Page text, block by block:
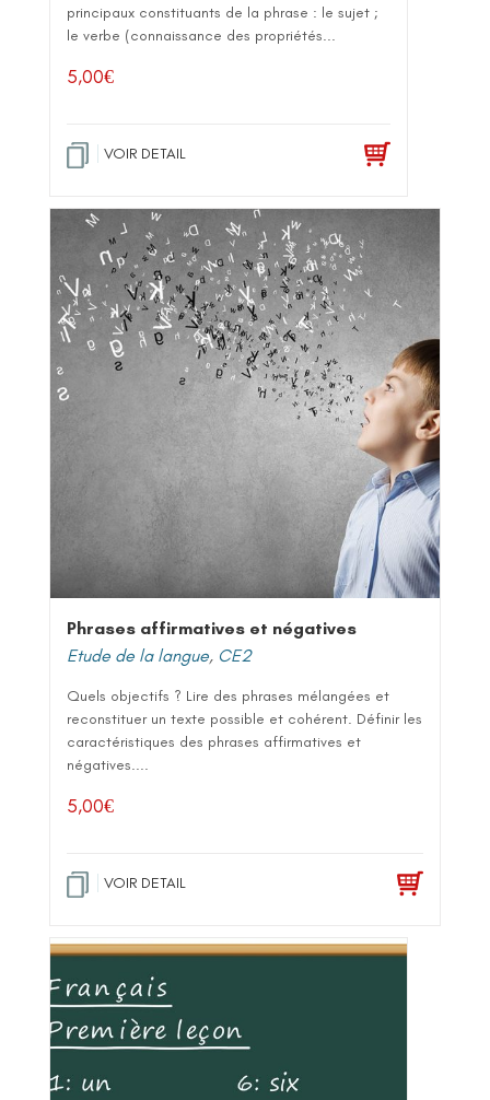
principaux constituants de la phrase : le sujet ;
le verbe (connaissance des propriétés...
5,00€
VOIR DETAIL
Phrases affirmatives et négatives
Etude de la langue, CE2
Quels objectifs ? Lire des phrases mélangées et
reconstituer un texte possible et cohérent. Définir les
caractéristiques des phrases affirmatives et
négatives....
5,00€
VOIR DETAIL